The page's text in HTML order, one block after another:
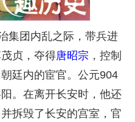
团内乱之际，带兵进
贞，夺得唐昭宗 ，控制
廷内的宦官。公元904
。在离开长安时，他还
拆毁了长安的宫室，官